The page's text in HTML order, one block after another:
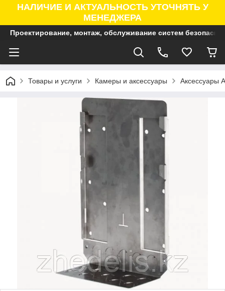
НАЛИЧИЕ И АКТУАЛЬНОСТЬ УТОЧНЯТЬ У
МЕНЕДЖЕРА
Проектирование, монтаж, обслуживание систем
Товары и услуги Камеры и аксессуары Аксессуары